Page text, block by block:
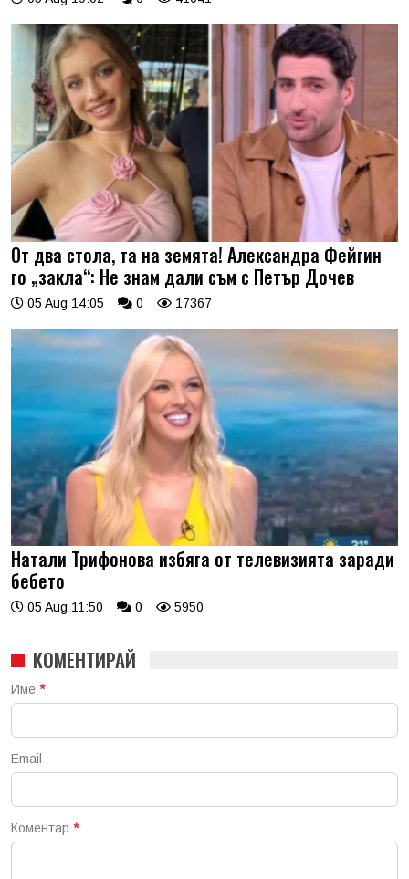
От два стола, та на земята! Александра Фейгин
го „закла“: Не знам дали съм с Петър Дочев
05 Aug 14:05 0 17367
Натали Трифонова избяга от телевизията заради
бебето
05 Aug 11:50 0 5950
КОМЕНТИРАЙ
Име *
Email
Коментар *